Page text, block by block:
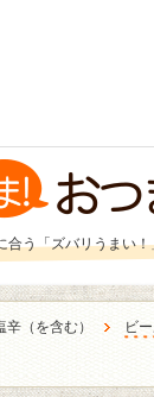
合う「ズバリうまい
辛（を含む） ビ